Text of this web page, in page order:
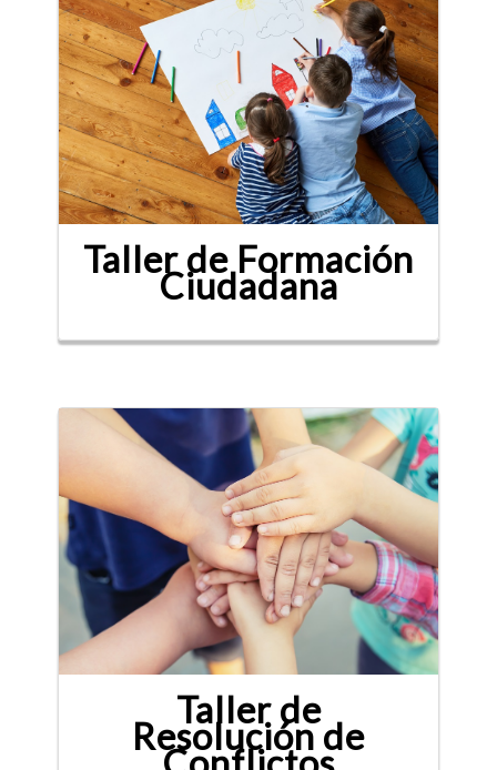
Taller de Formación
Ciudadana
Taller de
Resolución de